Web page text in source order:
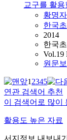
교구를 활
황명자
한국
2014
한국
Vol.19
원문보
12345
연관 검색어 추천
이 검색어로 많이
활용도 높은 자료